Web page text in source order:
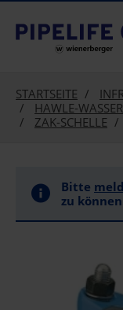
text.skipToContent
text.skipToNavigation
STARTSEITE
HAWLE-WASSER
ZAK-SCHELLE
Bitte
zu